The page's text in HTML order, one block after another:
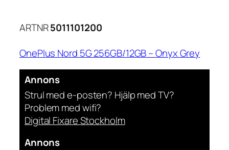
ARTNR5011101200
OnePlus Nord 5G 256GB/12GB – Onyx Grey
Annons
Strul med e-posten? Hjälp med TV?
Problem med wifi?
Digital Fixare Stockholm
Annons